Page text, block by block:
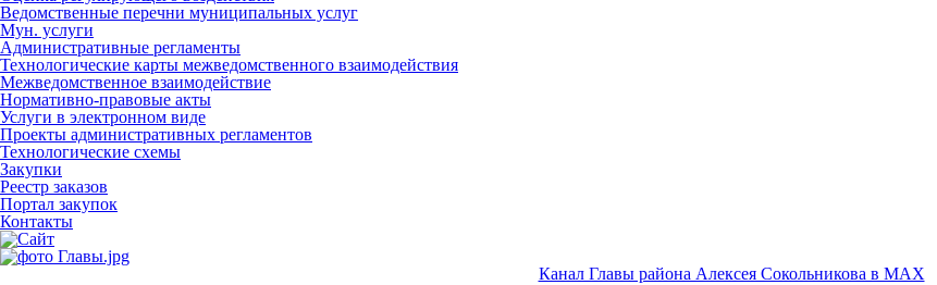
Ведомственные перечни муниципальных услуг
Мун. услуги
Административные регламенты
Технологические карты межведомственного взаимодействия
Межведомственное взаимодействие
Нормативно-правовые акты
Услуги в электронном виде
Проекты административных регламентов
Технологические схемы
Закупки
Реестр заказов
Портал закупок
Контакты
Канал Главы района Алексея Сокольникова в MAX